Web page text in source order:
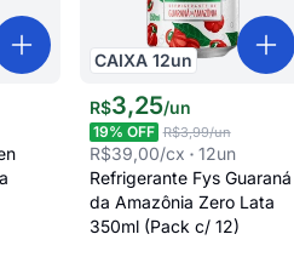
CAIXA 12un
R$3,25/un
19% OFF R$3,99/un
R$39,00/cx 12un
Refrigerante Fys Guaraná
da Amazônia Zero Lata
350ml (Pack c/ 12)